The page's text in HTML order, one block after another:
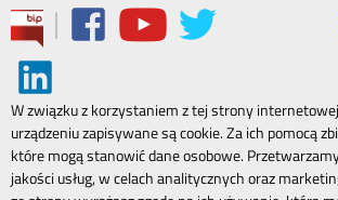
|
W związku z korzystaniem z tej strony
urządzeniu zapisywane są cookie. Za ich pomocą
które mogą stanowić dane osobowe.
jakości usług, w celach analitycznych oraz